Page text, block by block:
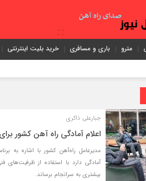
مترو باری و مسافری خرید بلیت اینترنتی
جبارعلی ذاکری
اعلام آمادگی راه آهن کشور
مدیرعامل راه‌آهن کشور با اشاره به
آمادگی دارد با استفاده از ظرفیت‌های
بیشتری به سرانجام برساند.